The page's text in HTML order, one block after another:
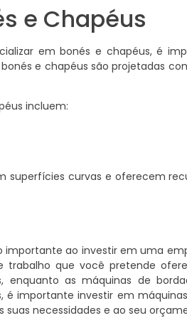
e Chapéus
em bonés e chapéus, é
e chapéus são projetadas
incluem:
superfícies curvas e oferecem
ao investir em uma
trabalho que você pretende
as máquinas de
importante investir em
necessidades e ao seu